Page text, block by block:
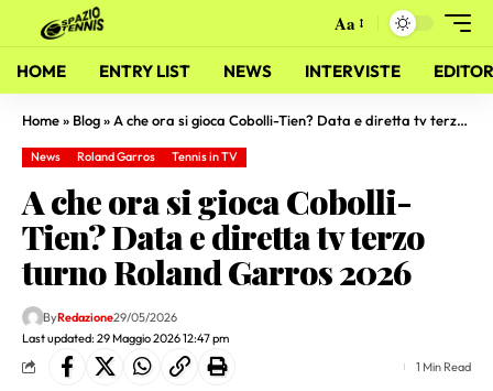
Aa
HOME ENTRY LIST NEWS INTERVISTE
Home» Blog» A che ora si gioca Cobolli-Tien? Data e diretta tv terzo turno Roland Garros 2026
News Roland Garros Tennis in TV
A che ora si gioca Cobolli-
Tien? Data e diretta tv terzo
turno Roland Garros 2026
Last updated: 29 Maggio 2026 12:47 pm
ByRedazione29/05/2026
1 Min Read